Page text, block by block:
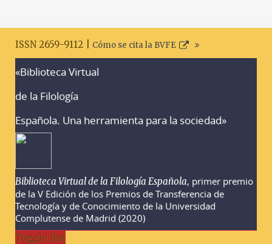
ISSN 2659-9112 | Cómo se cita la BVFE
«Biblioteca Virtual
de la Filología
Española. Una herramienta para la sociedad»
Biblioteca Virtual de la Filología Española, primer premio
de la V Edición de los Premios de Transferencia de
Tecnología y de Conocimiento de la Universidad
Complutense de Madrid (2020)
Toggle Bar